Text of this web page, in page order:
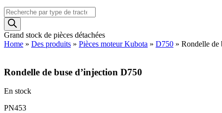
Recherche
de
produits
Grand stock de pièces détachées
Home » Des produits » Pièces moteur Kubota » D750 » Rondelle de
Rondelle de buse d’injection D750
En stock
PN453